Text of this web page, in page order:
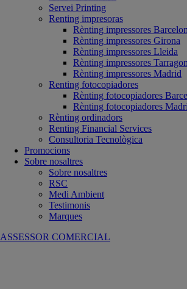
Servei Printing
Renting impresoras
Rènting impressores
Rènting impressores Girona
Rènting impressores Lleida
Rènting impressores
Rènting impressores Madrid
Renting fotocopiadores
Rènting fotocopiadores
Rènting fotocopiadores
Rènting ordinadors
Renting Financial Services
Consultoria Tecnològica
Promocions
Sobre nosaltres
Sobre nosaltres
RSC
Medi Ambient
Testimonis
Marques
ASSESSOR COMERCIAL